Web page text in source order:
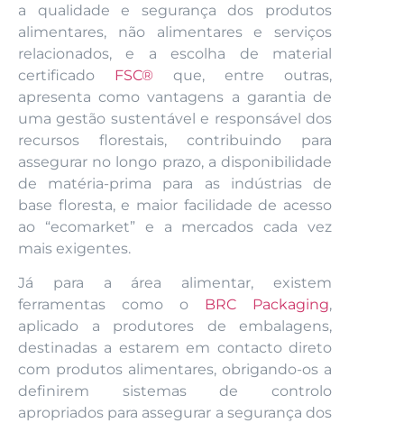
a qualidade e segurança dos produtos
alimentares, não alimentares e serviços
relacionados, e a escolha de material
certificado FSC® que, entre outras,
apresenta como vantagens a garantia de
uma gestão sustentável e responsável dos
recursos florestais, contribuindo para
assegurar no longo prazo, a disponibilidade
de matéria-prima para as indústrias de
base floresta, e maior facilidade de acesso
ao “ecomarket” e a mercados cada vez
mais exigentes.
Já para a área alimentar, existem
ferramentas como o BRC Packaging,
aplicado a produtores de embalagens,
destinadas a estarem em contacto direto
com produtos alimentares, obrigando-os a
definirem sistemas de controlo
apropriados para assegurar a segurança dos